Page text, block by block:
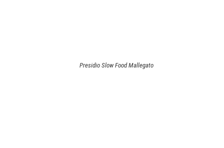
Presidio Slow Food Mallegato